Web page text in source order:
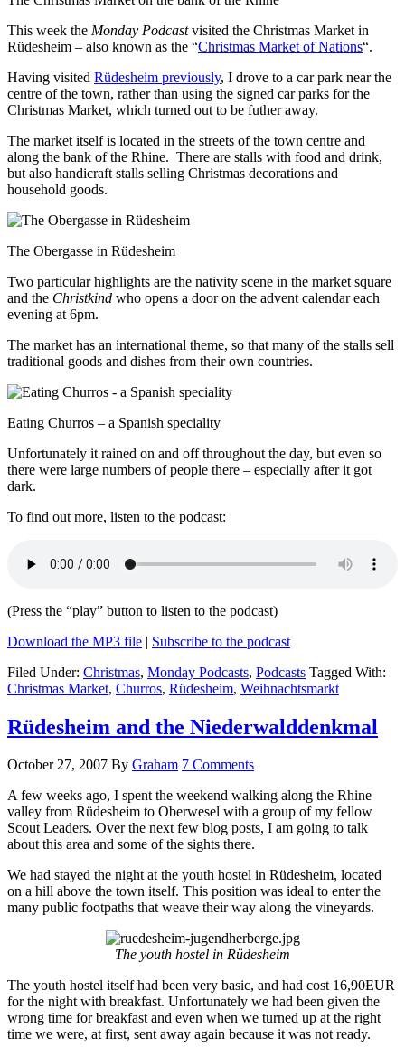
This week the Monday Podcastvisited the Christmas Market in
Rüdesheim – also known as the “Christmas Market of Nations“.
Having visited Rüdesheim previously, I drove to a car park near the
centre of the town, rather than using the signed car parks for the
Christmas Market, which turned out to be futher away.
The market itself is located in the streets of the town centre and
along the bank of the Rhine. There are stalls with food and drink,
but also handicraft stalls selling Christmas decorations and
household goods.
The Obergasse in Rüdesheim
Two particular highlights are the nativity scene in the market square
and the Christkind who opens a door on the advent calendar each
evening at 6pm.
The market has an international theme, so that many of the stalls sell
traditional goods and dishes from their own countries.
Eating Churros – a Spanish speciality
Unfortunately it rained on and off throughout the day, but even so
there were large numbers of people there – especially after it got
dark.
To find out more, listen to the podcast:
(Press the “play” button to listen to the podcast)
Download the MP3 file | Subscribe to the podcast
Filed Under: Christmas, Monday Podcasts, Podcasts Tagged With:
Christmas Market, Churros, Rüdesheim, Weihnachtsmarkt
Rüdesheim and the Niederwalddenkmal
October 27, 2007 By Graham 7 Comments
A few weeks ago, I spent the weekend walking along the Rhine
valley from Rüdesheim to Oberwesel with a group of my fellow
Scout Leaders. Over the next few blog posts, I am going to talk
about this area and some of the sights there.
We had stayed the night at the youth hostel in Rüdesheim, located
on a hill above the town itself. This position was ideal to enter the
many public footpaths that weave their way along the vineyards.
The youth hostel in Rüdesheim
The youth hostel itself had been very basic, and had cost 16,90EUR
for the night with breakfast. Unfortunately we had been given the
wrong time for breakfast and even when we turned up at the right
time we were, at first, sent away again because it was not ready.